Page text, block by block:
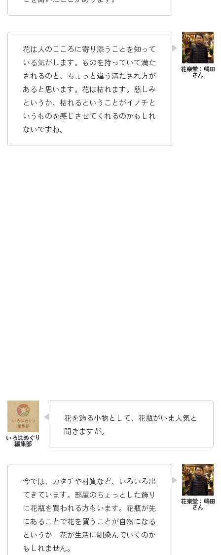
花は人のこころに寄り添うことを知って
いる気がします。ものを持っていて満た
されるのと、ちょっと違う満たされ方が
あると思います。花は枯れます。慈しみ
というか、枯れるということがイノチと
いうものを感じさせてくれるのかもしれ
ないですね。
花を飾る小物として、花瓶がいま人気と
聞きますが。
今では、カタチや材質など、いろいろ出
てきています。部屋のちょっとした飾り
に花瓶を買われる方もいます。花瓶が先
にあることで花を買うことが自然になる
というか 花が生活に馴染んでいくのか
もしれません。